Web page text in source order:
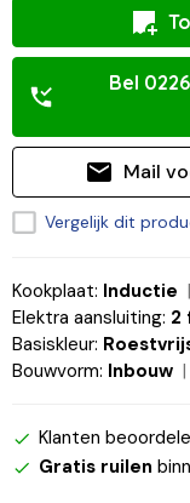
Bel
Mail
Vergelijk dit
Kookplaat: Inductie
Elektra aansluiting: 2
Basiskleur:
Bouwvorm: Inbouw
Klanten
Gratis ruilen